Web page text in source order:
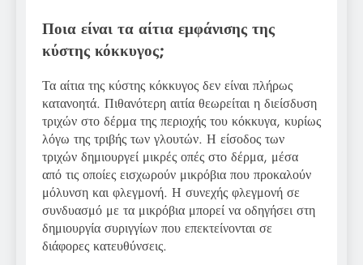
Ποια είναι τα αίτια εμφάνισης της
κύστης κόκκυγος;
Τα αίτια της κύστης κόκκυγος δεν είναι πλήρως
κατανοητά. Πιθανότερη αιτία θεωρείται η διείσδυση
τριχών στο δέρμα της περιοχής του κόκκυγα, κυρίως
λόγω της τριβής των γλουτών. Η είσοδος των
τριχών δημιουργεί μικρές οπές στο δέρμα, μέσα
από τις οποίες εισχωρούν μικρόβια που προκαλούν
μόλυνση και φλεγμονή. Η συνεχής φλεγμονή σε
συνδυασμό με τα μικρόβια μπορεί να οδηγήσει στη
δημιουργία συριγγίων που επεκτείνονται σε
διάφορες κατευθύνσεις.